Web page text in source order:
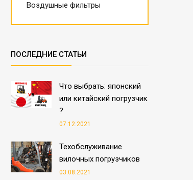
Воздушные фильтры
ПОСЛЕДНИЕ СТАТЬИ
Что выбрать: японский
или китайский погрузчик
?
07.12.2021
Техобслуживание
вилочных погрузчиков
03.08.2021